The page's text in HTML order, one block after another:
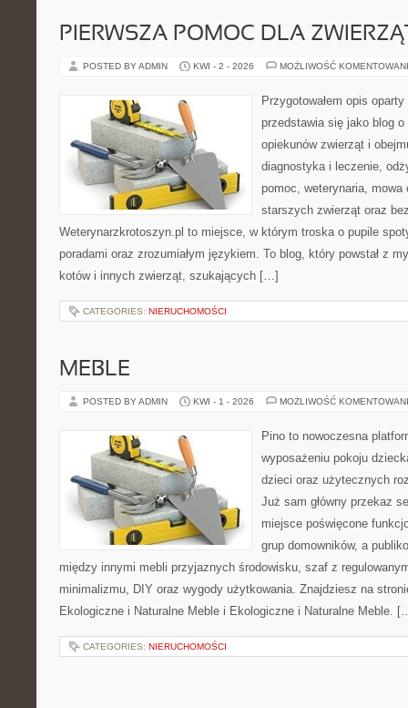
PIERWSZA POMOC DLA
POSTED BY ADMIN KWI - 2 - 2026 MOŻLIWOŚĆ
Przygotowałem opis
przedstawia się jako blog
opiekunów zwierząt i
diagnostyka i leczenie,
pomoc, weterynaria, mowa
starszych zwierząt oraz
Weterynarzkrotoszyn.pl to miejsce, w którym troska o pupile
poradami oraz zrozumiałym językiem. To blog, który powstał z
kotów i innych zwierząt, szukających […]
CATEGORIES: NIERUCHOMOŚCI
MEBLE
POSTED BY ADMIN KWI - 1 - 2026 MOŻLIWOŚĆ
Pino to nowoczesna
wyposażeniu pokoju
dzieci oraz użytecznych
Już sam główny przekaz
miejsce poświęcone
grup domowników, a
między innymi mebli przyjaznych środowisku, szaf z
minimalizmu, DIY oraz wygody użytkowania. Znajdziesz na
Ekologiczne i Naturalne Meble i Ekologiczne i Naturalne Meble.
CATEGORIES: NIERUCHOMOŚCI